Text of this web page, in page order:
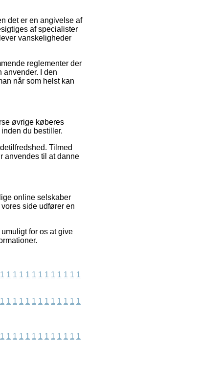
det er en angivelse af
af specialister
vanskeligheder
reglementer der
anvender. I den
når som helst kan
øvrige køberes
du bestiller.
Tilmed
anvendes til at danne
online selskaber
side udfører en
for os at give
1 1 1 1 1 1 1 1 1 1 1 1 1
1 1 1 1 1 1 1 1 1 1 1 1 1
1 1 1 1 1 1 1 1 1 1 1 1 1